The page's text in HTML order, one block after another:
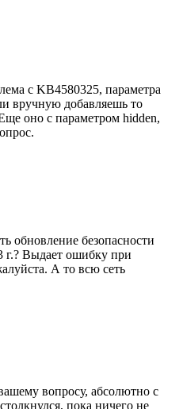
с KB4580325, параметра
вручную добавляешь то
оно с параметром hidden,
обновление безопасности
г.? Выдает ошибку при
А то всю сеть
вопросу, абсолютно с
пока ничего не